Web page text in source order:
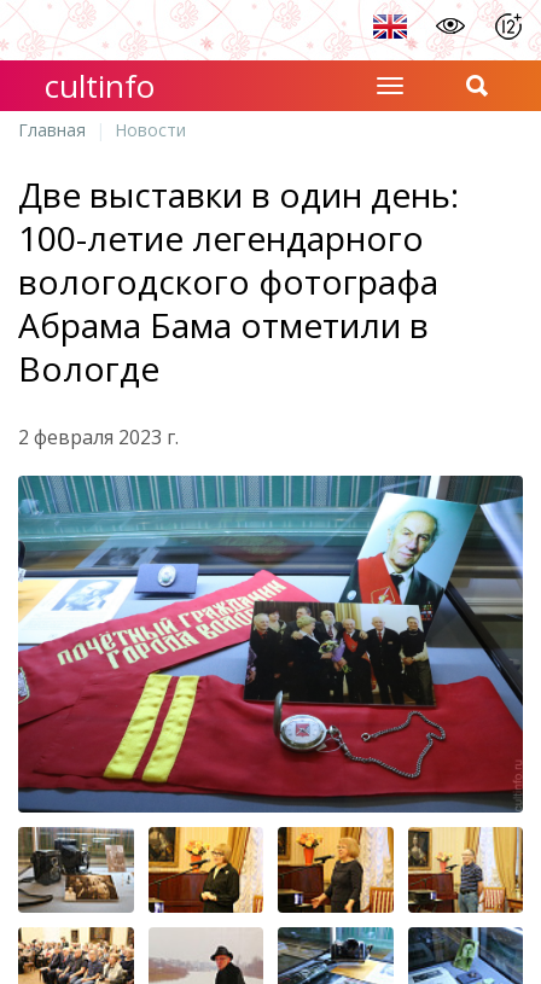
cultinfo
Главная Новости
Две выставки в один день:
100-летие легендарного
вологодского фотографа
Абрама Бама отметили в
Вологде
2 февраля 2023 г.